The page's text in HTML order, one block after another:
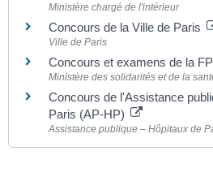
Ministère chargé de l'intérieur
Concours de la Ville de Paris
Ville de Paris
Concours et examens de la
Ministère des solidarités et de la
Concours de l'Assistance
Paris (AP-HP)
Assistance publique – Hôpitaux de